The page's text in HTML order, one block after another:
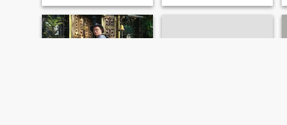
humor, and a sense of
adventure in our relationship.